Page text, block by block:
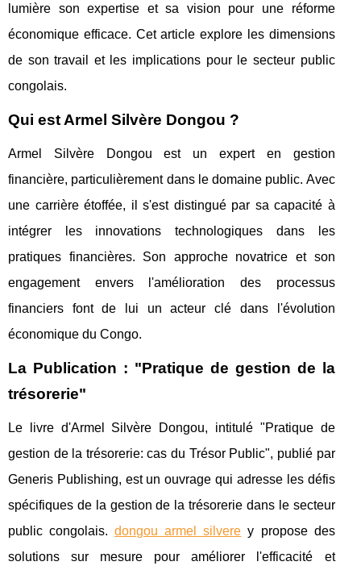
lumière son expertise et sa vision pour une réforme
économique efficace. Cet article explore les dimensions
de son travail et les implications pour le secteur public
congolais.
Qui est Armel Silvère Dongou ?
Armel Silvère Dongou est un expert en gestion
financière, particulièrement dans le domaine public. Avec
une carrière étoffée, il s'est distingué par sa capacité à
intégrer les innovations technologiques dans les
pratiques financières. Son approche novatrice et son
engagement envers l'amélioration des processus
financiers font de lui un acteur clé dans l'évolution
économique du Congo.
La Publication : "Pratique de gestion de la
trésorerie"
Le livre d'Armel Silvère Dongou, intitulé "Pratique de
gestion de la trésorerie: cas du Trésor Public", publié par
Generis Publishing, est un ouvrage qui adresse les défis
spécifiques de la gestion de la trésorerie dans le secteur
public congolais.dongou armel silvere y propose des
solutions sur mesure pour améliorer l'efficacité et